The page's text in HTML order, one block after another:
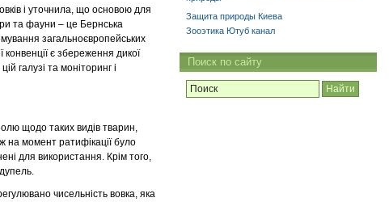
і уточнила, що основою для
та фауни – це Бернська
загальноєвропейських
є збереження дикої
галузі та моніторинг і
щодо таких видів тварин,
на момент ратифікації було
для використання. Крім того,
чисельність вовка, яка
Защита природы Киева
Зооэтика Ютуб канал
Поиск по сайту